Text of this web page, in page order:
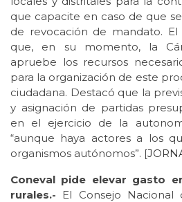
que capacite en caso de que
de revocación de mandato.
que, en su momento, la
apruebe los recursos
para la organización de este
ciudadana. Destacó que la
y asignación de partidas
en el ejercicio de la
“aunque haya actores a los
organismos autónomos”. [
Coneval pide elevar gasto
rurales.- El Consejo